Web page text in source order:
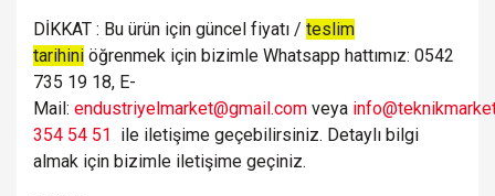
DİKKAT : Bu ürün için güncel fiyatı / teslim
tarihini öğrenmek için bizimle Whatsapp hattımız: 0542
735 19 18, E-
Mail: endustriyelmarket@gmail.com veya
354 54 51 ile iletişime geçebilirsiniz. Detaylı bilgi
almak için bizimle iletişime geçiniz.